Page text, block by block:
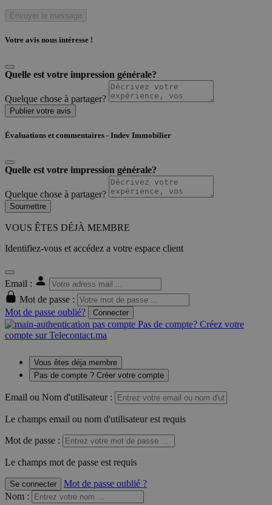
Envoyer le message
Votre avis nous intéresse !
Quelle est votre impression générale?
Quelque chose à partager?
Publier votre avis
Évaluations et commentaires - Indev Immobilier
Quelle est votre impression générale?
Quelque chose à partager?
Soumettre
VOUS ÊTES DÉJÀ MEMBRE
Identifiez-vous et accédez a votre espace client
Email :
Mot de passe :
Mot de passe oublié?
Connecter
Pas de compte? Créez votre
compte sur Telecontact.ma
Vous êtes déja membre
Pas de compte ? Créer votre compte
Email ou Nom d'utilisateur :
Le champs email ou nom d'utilisateur est requis
Mot de passe :
Le champs mot de passe est requis
Se connecter
Mot de passe oublié ?
Nom :